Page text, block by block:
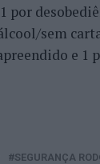
por
sem
e 1
SEGURANÇA